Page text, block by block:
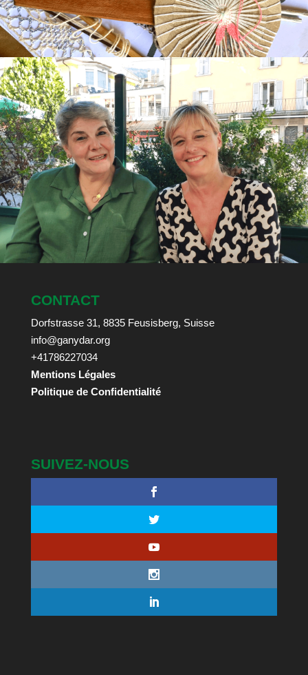
CONTACT
Dorfstrasse 31, 8835 Feusisberg, Suisse
info@ganydar.org
+41786227034
Mentions Légales
Politique de Confidentialité
SUIVEZ-NOUS